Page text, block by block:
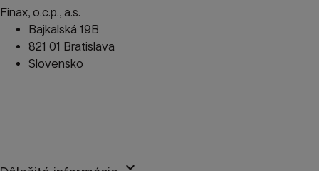
Finax, o.c.p., a.s.
Bajkalská 19B
821 01 Bratislava
Slovensko